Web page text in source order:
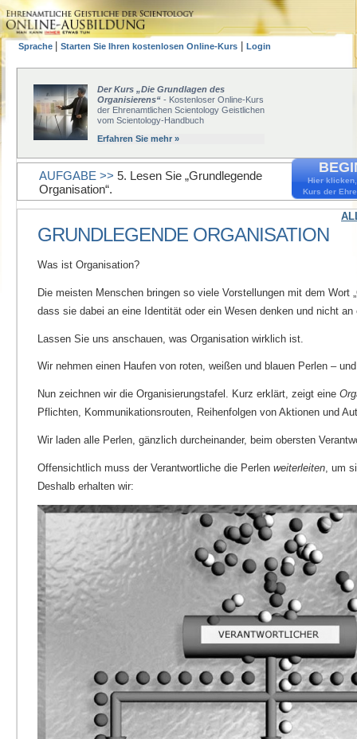
Sprache Starten Sie Ihren kostenlosen Online-Kurs Login
Der Kurs „Die Grundlagen des
Organisierens“ - Kostenloser Online-Kurs
der Ehrenamtlichen Scientology Geistlichen
vom Scientology-Handbuch
Erfahren Sie mehr »
Hier
Kurs der
AUFGABE >> 5. Lesen Sie „Grundlegende
Organisation“.
GRUNDLEGENDE ORGANISATION
Was ist Organisation?
Die meisten Menschen bringen so viele Vorstellungen mit dem Wort
dass sie dabei an eine Identität oder ein Wesen denken und nicht
Lassen Sie uns anschauen, was Organisation wirklich ist.
Wir nehmen einen Haufen von roten, weißen und blauen Perlen –
Nun zeichnen wir die Organisierungstafel. Kurz erklärt, zeigt eine
Pflichten, Kommunikationsrouten, Reihenfolgen von Aktionen und
Wir laden alle Perlen, gänzlich durcheinander, beim obersten
Offensichtlich muss der Verantwortliche die Perlen weiterleiten , um
Deshalb erhalten wir: